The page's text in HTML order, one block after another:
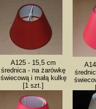
A125 - 15,5 cm
średnica - na żarówkę
świecową i małą kulkę
[1 szt.]